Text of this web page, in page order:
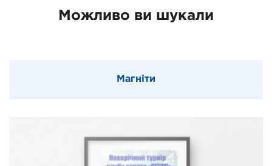
Можливо ви шукали
Магніти